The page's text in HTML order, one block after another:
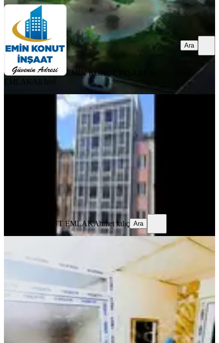
EMİN KONUT İNŞAAT &
Ali İzol
Ara
Acil Satilik Esyali 1+1
Haliliye, Bamyasuyu Mahallesi
1+1· 65 m²· 3. Kat· 06.08.2026
1.100.000 ₺
MAŞUK KONUT EMLAKAhmet kılıç
MAŞUK KONUT EMLAKAhmet kılıç Ara
Realite Tapudan Topçu Meydanında
Eşyalı 1+1 1. Kat
Haliliye, Cengiz Topel Mahallesi
1+1·80 m²· 1. Kat
820.000 ₺